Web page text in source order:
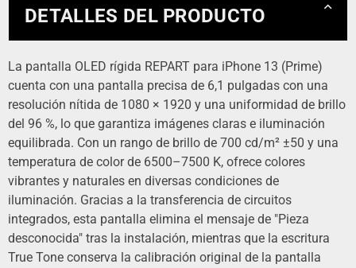
DETALLES DEL PRODUCTO
La pantalla OLED rígida REPART para iPhone 13 (Prime)
cuenta con una pantalla precisa de 6,1 pulgadas con una
resolución nítida de 1080 × 1920 y una uniformidad de brillo
del 96 %, lo que garantiza imágenes claras e iluminación
equilibrada. Con un rango de brillo de 700 cd/m² ±50 y una
temperatura de color de 6500–7500 K, ofrece colores
vibrantes y naturales en diversas condiciones de
iluminación. Gracias a la transferencia de circuitos
integrados, esta pantalla elimina el mensaje de "Pieza
desconocida" tras la instalación, mientras que la escritura
True Tone conserva la calibración original de la pantalla